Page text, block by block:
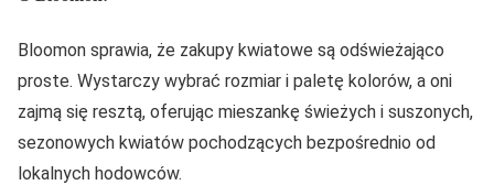
Bloomon sprawia, że zakupy kwiatowe są odświeżająco
proste. Wystarczy wybrać rozmiar i paletę kolorów, a oni
zajmą się resztą, oferując mieszankę świeżych i suszonych,
sezonowych kwiatów pochodzących bezpośrednio od
lokalnych hodowców.